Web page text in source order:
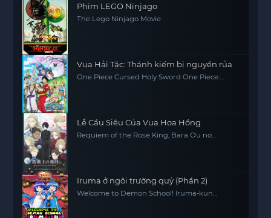
Phim LEGO Ninjago
The Lego Ninjago Movie
Vua Hải Tặc: Thánh kiếm bị nguyền rủa
One Piece Cursed Holy Sword One Piece:
Lễ Cầu Siêu Của Vua Hoa Hồng
Requiem of the Rose King, Bara Ou no
Iruma ở ngôi trường quỷ (Phần 2)
Welcome to Demon School! Iruma-kun